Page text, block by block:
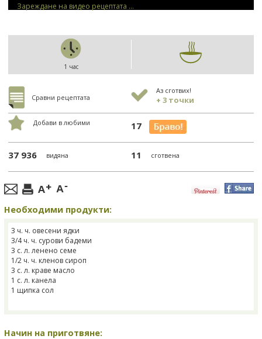
Зареждане на видео рецептата ...
1 час
Сравни рецептата
Аз сготвих!
+ 3 точки
Добави в любими 17
37 936 видяна 11 сготвена
Необходими продукти:
3 ч. ч. овесени ядки
3/4 ч. ч. сурови бадеми
3 с. л. ленено семе
1/2 ч. ч. кленов сироп
3 с. л. краве масло
1 с. л. канела
1 щипка сол
Начин на приготвяне: